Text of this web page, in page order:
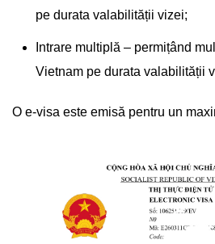
pe durata valabilității vizei;
Intrare multiplă – permițând
Vietnam pe durata valabilității
O e-visa este emisă pentru un